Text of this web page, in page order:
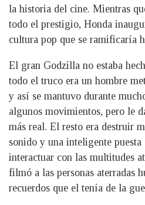
la historia del cine. Mientras
todo el prestigio, Honda
cultura pop que se ramificaría
El gran Godzilla no estaba
todo el truco era un hombre
y así se mantuvo durante
algunos movimientos, pero le
más real. El resto era destruir
sonido y una inteligente puesta
interactuar con las multitudes
filmó a las personas aterradas
recuerdos que el tenía de la